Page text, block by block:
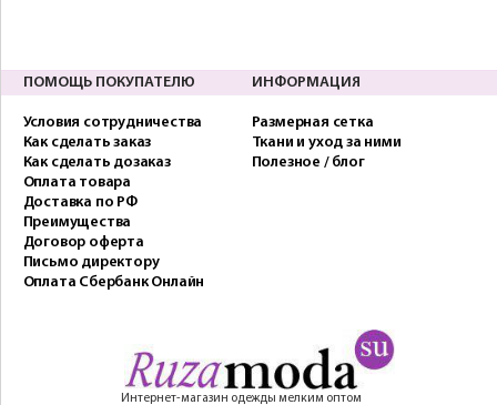
ПОМОЩЬ ПОКУПАТЕЛЮ
Условия сотрудничества
Как сделать заказ
Как сделать дозаказ
Оплата товара
Доставка по РФ
Преимущества
Договор оферта
Письмо директору
Оплата Сбербанк Онлайн
ИНФОРМАЦИЯ
Размерная сетка
Ткани и уход за ними
Полезное / блог
Интернет-магазин одежды мелким оптом